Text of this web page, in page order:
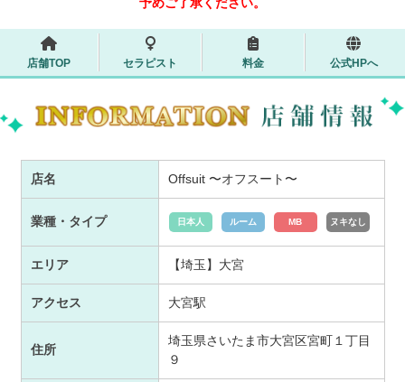
店舗TOP セラピスト 料金 公式HPへ
店名 Offsuit 〜オフスート〜
業種・タイプ 日本人 ルーム MB ヌキなし
エリア 【埼玉】大宮
アクセス 大宮駅
住所
埼玉県さいたま市大宮区宮町１丁目
９